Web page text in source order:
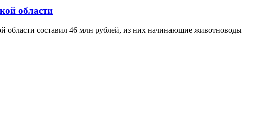
области
области составил 46 млн рублей, из них начинающие животноводы